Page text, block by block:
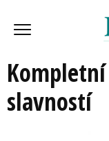
slavností